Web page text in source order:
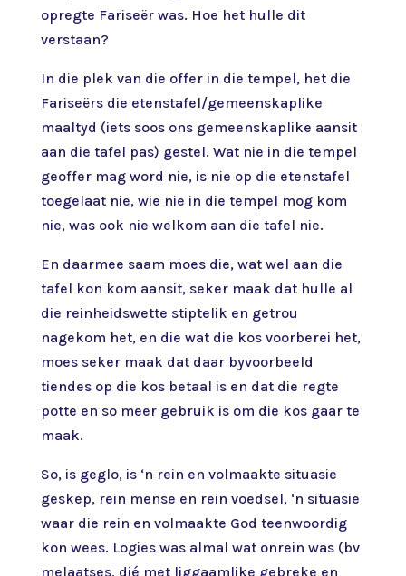
opregte Fariseër was. Hoe het hulle dit
verstaan?
In die plek van die offer in die tempel, het die
Fariseërs die etenstafel/gemeenskaplike
maaltyd (iets soos ons gemeenskaplike aansit
aan die tafel pas) gestel. Wat nie in die tempel
geoffer mag word nie, is nie op die etenstafel
toegelaat nie, wie nie in die tempel mog kom
nie, was ook nie welkom aan die tafel nie.
En daarmee saam moes die, wat wel aan die
tafel kon kom aansit, seker maak dat hulle al
die reinheidswette stiptelik en getrou
nagekom het, en die wat die kos voorberei het,
moes seker maak dat daar byvoorbeeld
tiendes op die kos betaal is en dat die regte
potte en so meer gebruik is om die kos gaar te
maak.
So, is geglo, is ‘n rein en volmaakte situasie
geskep, rein mense en rein voedsel, ‘n situasie
waar die rein en volmaakte God teenwoordig
kon wees. Logies was almal wat onrein was (bv
melaatses, dié met liggaamlike gebreke en